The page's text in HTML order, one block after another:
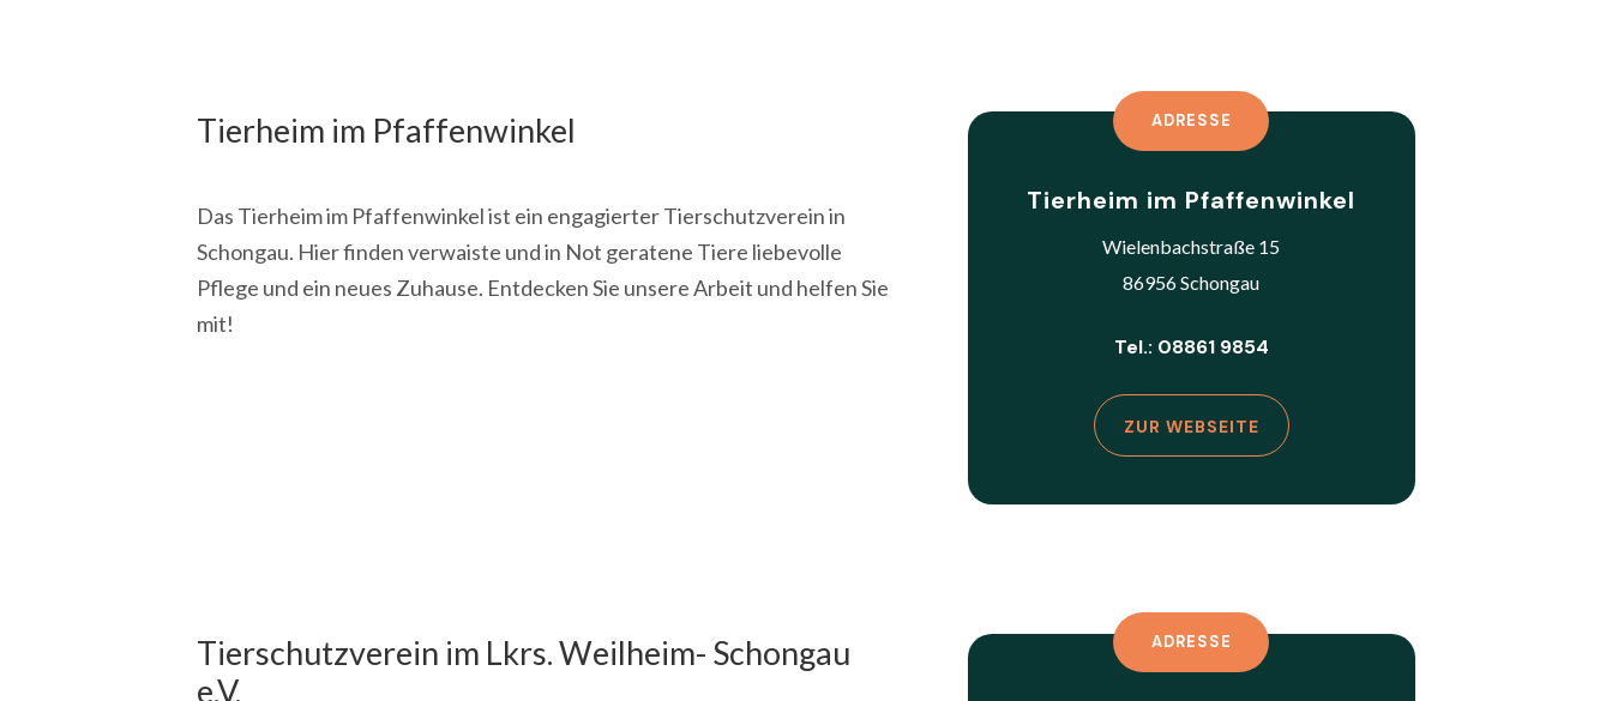
Tierheim im Pfaffenwinkel
Das Tierheim im Pfaffenwinkel ist ein engagierter Tierschutzverein in
Schongau. Hier finden verwaiste und in Not geratene Tiere liebevolle
Pflege und ein neues Zuhause. Entdecken Sie unsere Arbeit und helfen Sie
mit!
ADRESSE
Tierheim im Pfaffenwinkel
Wielenbachstraße 15
86956 Schongau
Tel.: 08861 9854
ZUR WEBSEITE
Tierschutzverein im Lkrs. Weilheim- Schongau
e.V.
ADRESSE